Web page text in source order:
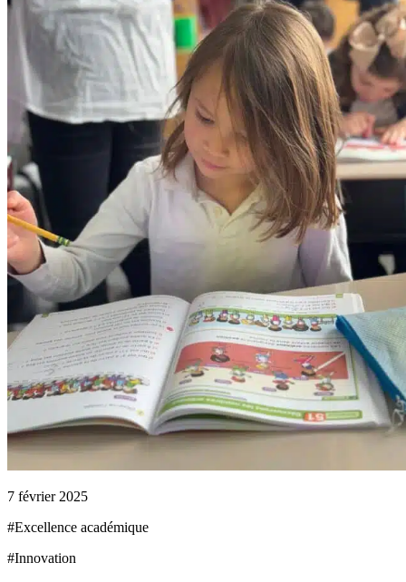
7 février 2025
#Excellence académique
#Innovation